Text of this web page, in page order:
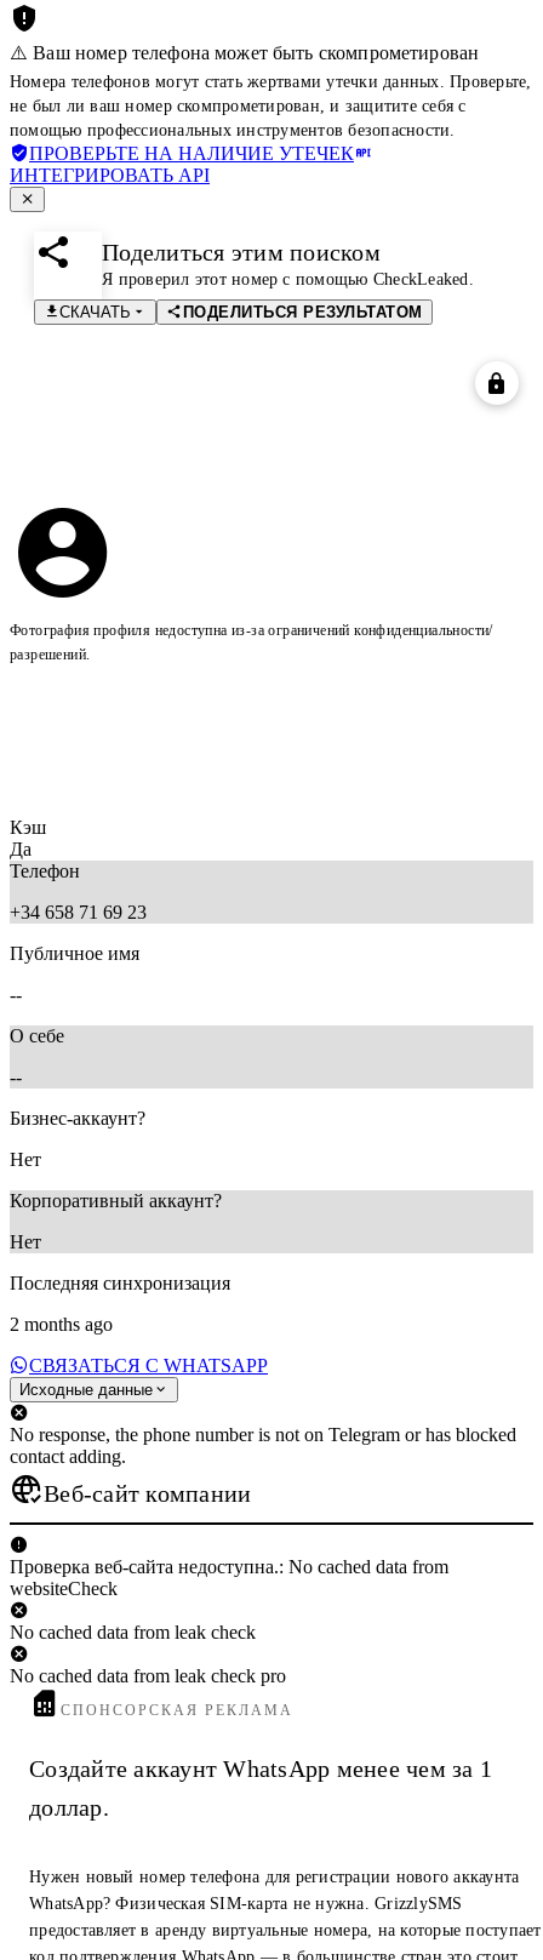
⚠️ Ваш номер телефона может быть скомпрометирован
Номера телефонов могут стать жертвами утечки данных. Проверьте,
не был ли ваш номер скомпрометирован, и защитите себя с
помощью профессиональных инструментов безопасности.
ПРОВЕРЬТЕ НА НАЛИЧИЕ УТЕЧЕК
ИНТЕГРИРОВАТЬ API
Поделиться этим поиском
Я проверил этот номер с помощью CheckLeaked.
СКАЧАТЬ
ПОДЕЛИТЬСЯ РЕЗУЛЬТАТОМ
Фотография профиля недоступна из-за ограничений конфиденциальности/
разрешений.
Кэш
Да
Телефон
+34 658 71 69 23
Публичное имя
--
О себе
--
Бизнес-аккаунт?
Нет
Корпоративный аккаунт?
Нет
Последняя синхронизация
2 months ago
СВЯЗАТЬСЯ С WHATSAPP
Исходные данные
No response, the phone number is not on Telegram or has blocked
contact adding.
Веб-сайт компании
Проверка веб-сайта недоступна.: No cached data from
websiteCheck
No cached data from leak check
No cached data from leak check pro
СПОНСОРСКАЯ РЕКЛАМА
Создайте аккаунт WhatsApp менее чем за 1
доллар.
Нужен новый номер телефона для регистрации нового аккаунта
WhatsApp? Физическая SIM-карта не нужна. GrizzlySMS
предоставляет в аренду виртуальные номера, на которые поступает